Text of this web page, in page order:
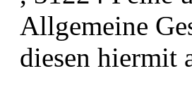
Allgemeine
diesen hiermit